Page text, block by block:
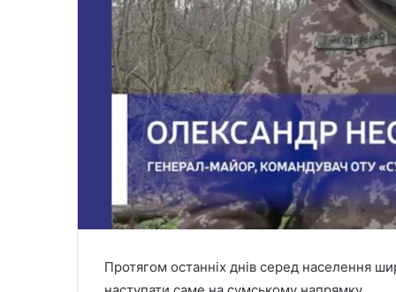
Протягом останніх днів серед населення